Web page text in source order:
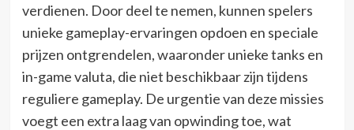
verdienen. Door deel te nemen, kunnen spelers
unieke gameplay-ervaringen opdoen en speciale
prijzen ontgrendelen, waaronder unieke tanks en
in-game valuta, die niet beschikbaar zijn tijdens
reguliere gameplay. De urgentie van deze missies
voegt een extra laag van opwinding toe, wat